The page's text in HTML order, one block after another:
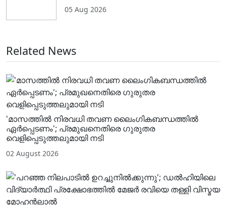
05 Aug 2026
Related News
'മാസത്തിൽ നിരവധി തവണ ലൈം​ഗികബന്ധത്തിൽ
ഏർപ്പെടണം'; പ്രമുഖനെതിരെ ​ഗുരുതര
വെളിപ്പെടുത്തലുമായി നടി
02 August 2026